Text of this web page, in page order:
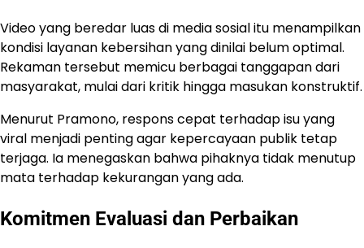
Video yang beredar luas di media sosial itu menampilkan
kondisi layanan kebersihan yang dinilai belum optimal.
Rekaman tersebut memicu berbagai tanggapan dari
masyarakat, mulai dari kritik hingga masukan konstruktif.
Menurut Pramono, respons cepat terhadap isu yang
viral menjadi penting agar kepercayaan publik tetap
terjaga. Ia menegaskan bahwa pihaknya tidak menutup
mata terhadap kekurangan yang ada.
Komitmen Evaluasi dan Perbaikan